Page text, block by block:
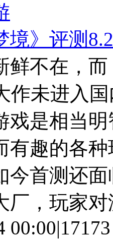
境》评测
鲜不在，
作未进入
戏是相当
有趣的各
今首测还
厂，玩家
00:00|17173